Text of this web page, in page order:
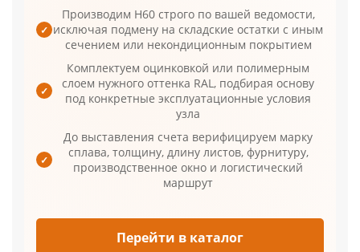
✓
Производим Н60 строго по вашей ведомости,
исключая подмену на складские остатки с иным
сечением или некондиционным покрытием
✓
Комплектуем оцинковкой или полимерным
слоем нужного оттенка RAL, подбирая основу
под конкретные эксплуатационные условия
узла
✓
До выставления счета верифицируем марку
сплава, толщину, длину листов, фурнитуру,
производственное окно и логистический
маршрут
Перейти в каталог